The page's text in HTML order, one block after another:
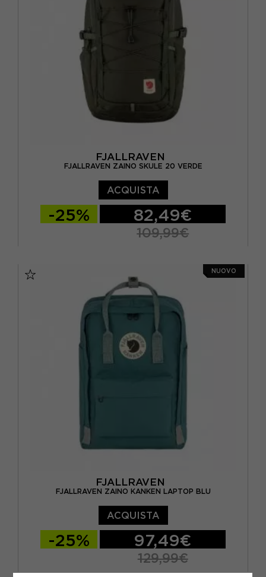
FJALLRAVEN
FJALLRAVEN ZAINO SKULE 20 VERDE
ACQUISTA
-25% 82,49€
109,99€
NUOVO
FJALLRAVEN
FJALLRAVEN ZAINO KANKEN LAPTOP BLU
ACQUISTA
-25% 97,49€
129,99€